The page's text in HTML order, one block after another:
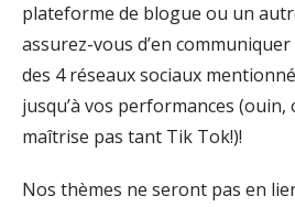
plateforme de blogue ou un
assurez-vous d’en communiquer
des 4 réseaux sociaux
jusqu’à vos performances (ouin,
maîtrise pas tant Tik Tok!)!
Nos thèmes ne seront pas en